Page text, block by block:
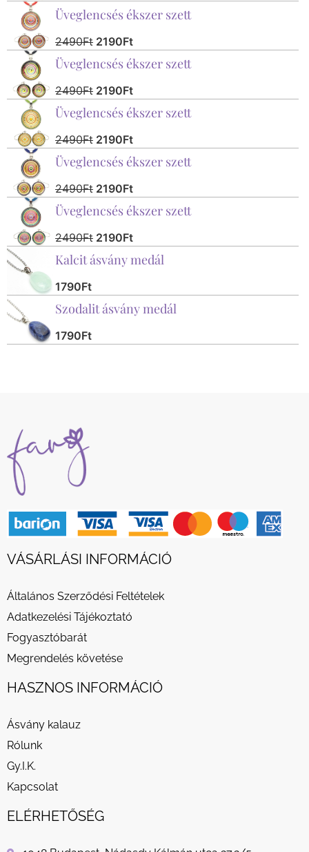
Üveglencsés ékszer szett
2490Ft 2190Ft
Üveglencsés ékszer szett
2490Ft 2190Ft
Üveglencsés ékszer szett
2490Ft 2190Ft
Üveglencsés ékszer szett
2490Ft 2190Ft
Üveglencsés ékszer szett
2490Ft 2190Ft
Kalcit ásvány medál
1790Ft
Szodalit ásvány medál
1790Ft
VÁSÁRLÁSI INFORMÁCIÓ
Általános Szerződési Feltételek
Adatkezelési Tájékoztató
Fogyasztóbarát
Megrendelés követése
HASZNOS INFORMÁCIÓ
Ásvány kalauz
Rólunk
Gy.I.K.
Kapcsolat
ELÉRHETŐSÉG